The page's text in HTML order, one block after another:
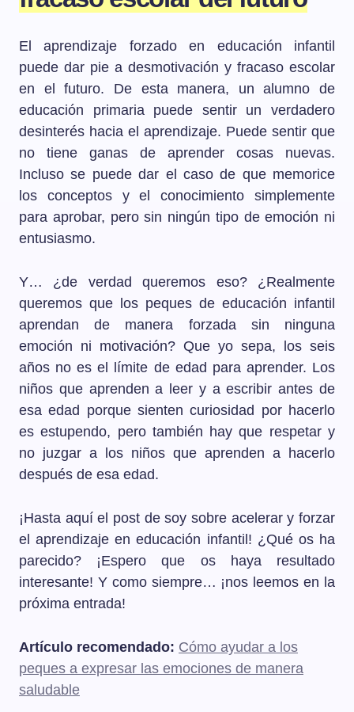
El aprendizaje forzado en educación infantil
puede dar pie a desmotivación y fracaso escolar
en el futuro. De esta manera, un alumno de
educación primaria puede sentir un verdadero
desinterés hacia el aprendizaje. Puede sentir que
no tiene ganas de aprender cosas nuevas.
Incluso se puede dar el caso de que memorice
los conceptos y el conocimiento simplemente
para aprobar, pero sin ningún tipo de emoción ni
entusiasmo.
Y… ¿de verdad queremos eso? ¿Realmente
queremos que los peques de educación infantil
aprendan de manera forzada sin ninguna
emoción ni motivación? Que yo sepa, los seis
años no es el límite de edad para aprender. Los
niños que aprenden a leer y a escribir antes de
esa edad porque sienten curiosidad por hacerlo
es estupendo, pero también hay que respetar y
no juzgar a los niños que aprenden a hacerlo
después de esa edad.
¡Hasta aquí el post de soy sobre acelerar y forzar
el aprendizaje en educación infantil! ¿Qué os ha
parecido? ¡Espero que os haya resultado
interesante! Y como siempre… ¡nos leemos en la
próxima entrada!
Artículo recomendado: Cómo ayudar a los
peques a expresar las emociones de manera
saludable